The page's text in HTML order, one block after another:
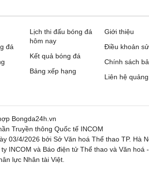
đá
Lịch thi đấu bóng đá
hôm nay
Kết quả bóng đá
Bảng xếp hạng
Giới thiệu
Điều khoản
Chính sách
Liên hệ
Bongda24h.vn
Truyền thông Quốc tế INCOM
03/4/2026 bởi Sở Văn hoá Thể thao TP. Hà
INCOM và Báo điện tử Thể thao và Văn hoá -
lực Nhân tài Việt.